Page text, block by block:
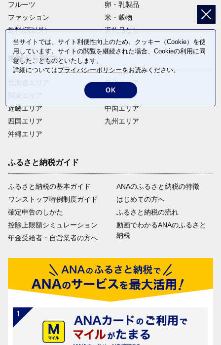
フルーツ
卵・乳製品
ファッション
米・穀物
飲料(酒以外)
返礼品なし
地域から探す
近畿エリア
四国エリア
沖縄エリア
東北エリア
中部エリア
中国エリア
九州エリア
ふるさと納税ガイド
ふるさと納税の基本ガイド
ワンストップ特例制度ガイド
確定申告のしかた
控除上限額シミュレーション
年金受給者・自営業者の方へ
ANAのふるさと納税の特徴
はじめての方へ
ふるさと納税の流れ
動画でわかるANAのふるさと
納税
当サイトでは、サイト利便性向上のため、クッキー（Cookie）を使
用しています。サイトの閲覧を継続された場合、Cookieの利用に同
意したことものといたします。
詳細についてはプライバシーポリシーをお読みください。
OK